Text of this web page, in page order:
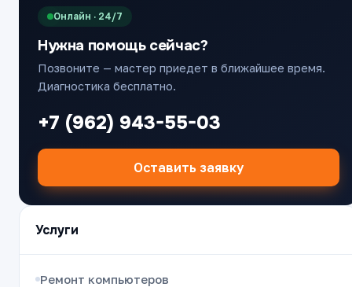
Онлайн · 24/7
Нужна помощь сейчас?
Позвоните — мастер приедет в ближайшее время.
Диагностика бесплатно.
+7 (962) 943-55-03
Оставить заявку
Услуги
Ремонт компьютеров